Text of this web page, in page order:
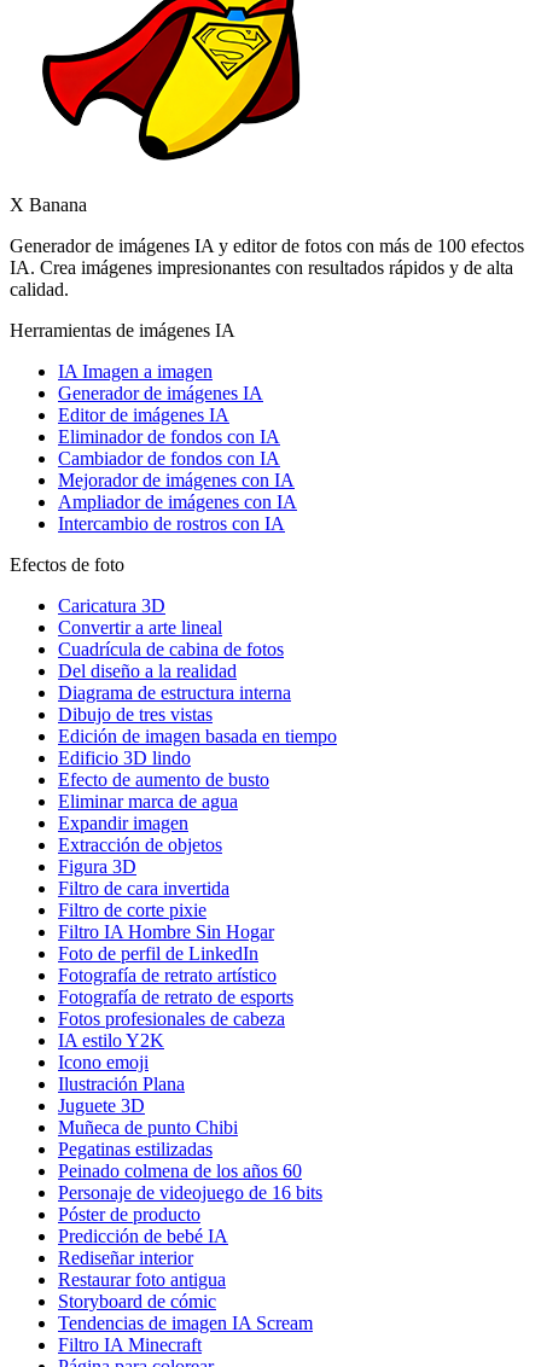
X Banana
Generador de imágenes IA y editor de fotos con más de 100 efectos
IA. Crea imágenes impresionantes con resultados rápidos y de alta
calidad.
Herramientas de imágenes IA
IA Imagen a imagen
Generador de imágenes IA
Editor de imágenes IA
Eliminador de fondos con IA
Cambiador de fondos con IA
Mejorador de imágenes con IA
Ampliador de imágenes con IA
Intercambio de rostros con IA
Efectos de foto
Caricatura 3D
Convertir a arte lineal
Cuadrícula de cabina de fotos
Del diseño a la realidad
Diagrama de estructura interna
Dibujo de tres vistas
Edición de imagen basada en tiempo
Edificio 3D lindo
Efecto de aumento de busto
Eliminar marca de agua
Expandir imagen
Extracción de objetos
Figura 3D
Filtro de cara invertida
Filtro de corte pixie
Filtro IA Hombre Sin Hogar
Foto de perfil de LinkedIn
Fotografía de retrato artístico
Fotografía de retrato de esports
Fotos profesionales de cabeza
IA estilo Y2K
Icono emoji
Ilustración Plana
Juguete 3D
Muñeca de punto Chibi
Pegatinas estilizadas
Peinado colmena de los años 60
Personaje de videojuego de 16 bits
Póster de producto
Predicción de bebé IA
Rediseñar interior
Restaurar foto antigua
Storyboard de cómic
Tendencias de imagen IA Scream
Filtro IA Minecraft